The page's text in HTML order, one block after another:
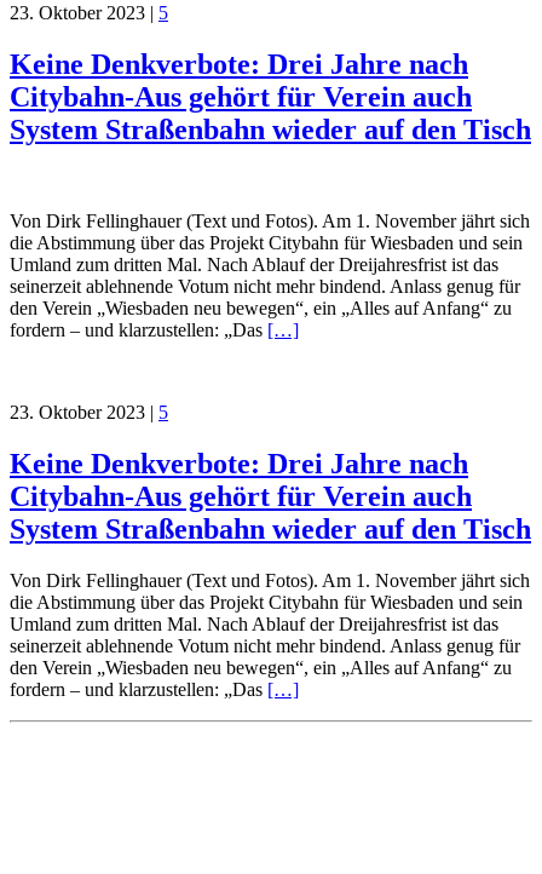
23. Oktober 2023 | 5
Keine Denkverbote: Drei Jahre nach
Citybahn-Aus gehört für Verein auch
System Straßenbahn wieder auf den Tisch
Von Dirk Fellinghauer (Text und Fotos). Am 1. November jährt sich
die Abstimmung über das Projekt Citybahn für Wiesbaden und sein
Umland zum dritten Mal. Nach Ablauf der Dreijahresfrist ist das
seinerzeit ablehnende Votum nicht mehr bindend. Anlass genug für
den Verein „Wiesbaden neu bewegen“, ein „Alles auf Anfang“ zu
fordern – und klarzustellen: „Das […]
23. Oktober 2023 5
Keine Denkverbote: Drei Jahre nach
Citybahn-Aus gehört für Verein auch
System Straßenbahn wieder auf den Tisch
Von Dirk Fellinghauer (Text und Fotos). Am 1. November jährt sich
die Abstimmung über das Projekt Citybahn für Wiesbaden und sein
Umland zum dritten Mal. Nach Ablauf der Dreijahresfrist ist das
seinerzeit ablehnende Votum nicht mehr bindend. Anlass genug für
den Verein „Wiesbaden neu bewegen“, ein „Alles auf Anfang“ zu
fordern – und klarzustellen: „Das […]